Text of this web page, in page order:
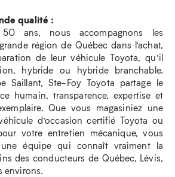
qualité :
ans, nous accompagnons les
région de Québec dans l’achat,
de leur véhicule Toyota, qu’il
hybride ou hybride branchable.
Saillant, Ste-Foy Toyota partage le
humain, transparence, expertise et
Que vous magasiniez une
d’occasion certifié Toyota ou
votre entretien mécanique, vous
équipe qui connaît vraiment la
des conducteurs de Québec, Lévis,
environs.